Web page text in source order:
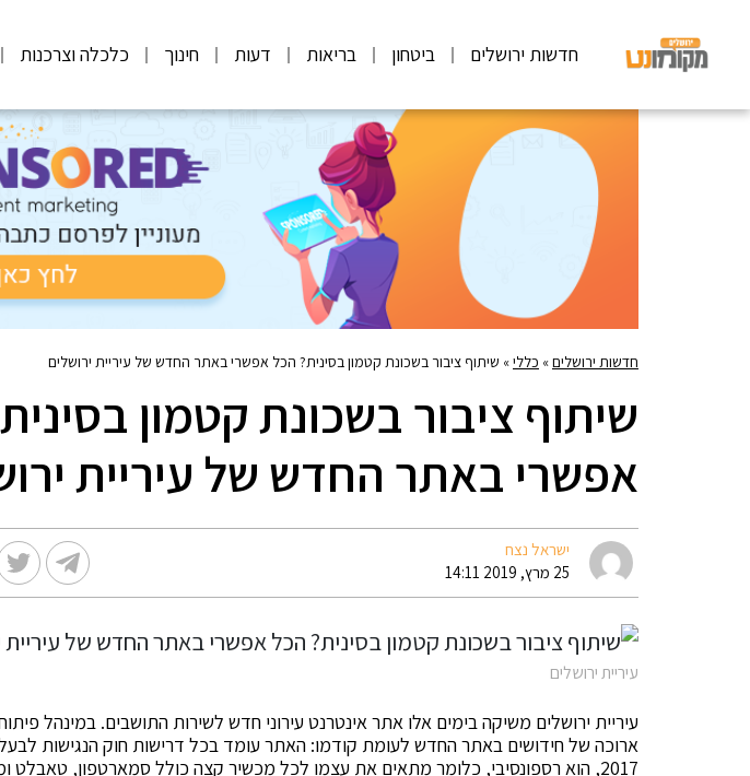
חדשות ירושלים ביטחון בריאות דעות חינוך כלכלה וצרכנות
חדשות ירושלים» כללי» שיתוף ציבור בשכונת קטמון בסינית? הכל אפשרי באתר החדש של עיריית ירושלים
שיתוף ציבור בשכונת קטמון
אפשרי באתר החדש של עיריית
ישראל נצח
25 מרץ, 2019 14:11
עיריית ירושלים
עיריית ירושלים משיקה בימים אלו אתר אינטרנט עירוני חדש לשירות התושבים. במינהל
ארוכה של חידושים באתר החדש לעומת קודמו: האתר עומד בכל דרישות חוק הנגישות